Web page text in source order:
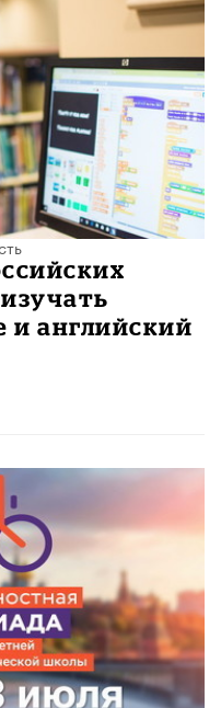
и английский